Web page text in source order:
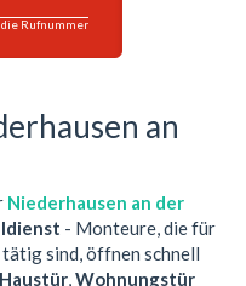
die Rufnummer
an
Niederhausen an der
- Monteure, die für
tätig sind, öffnen schnell
Haustür,Wohnungstür